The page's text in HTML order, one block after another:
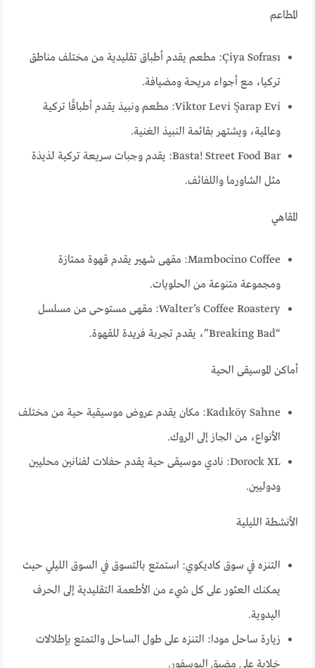
المطاعم
Çiya Sofrası: مطعم يقدم أطباق تقليدية من مختلف مناطق
تركيا، مع أجواء مريحة ومضيافة.
Viktor Levi Şarap Evi: مطعم ونبيذ يقدم أطباقًا تركية
وعالمية، ويشتهر بقائمة النبيذ الغنية.
Basta! Street Food Bar: يقدم وجبات سريعة تركية لذيذة
مثل الشاورما واللفائف.
المقاهي
Mambocino Coffee: مقهى شهير يقدم قهوة ممتازة
ومجموعة متنوعة من الحلويات.
Walter’s Coffee Roastery: مقهى مستوحى من مسلسل
“Breaking Bad”، يقدم تجربة فريدة للقهوة.
أماكن الموسيقى الحية
Kadıköy Sahne: مكان يقدم عروض موسيقية حية من مختلف
الأنواع، من الجاز إلى الروك.
Dorock XL: نادي موسيقى حية يقدم حفلات لفنانين محليين
ودوليين.
الأنشطة الليلية
التنزه في سوق كاديكوي: استمتع بالتسوق في السوق الليلي حيث
يمكنك العثور على كل شيء من الأطعمة التقليدية إلى الحرف
اليدوية.
زيارة ساحل مودا: التنزه على طول الساحل والتمتع بإطلالات
خلابة على مضيق البوسفور.